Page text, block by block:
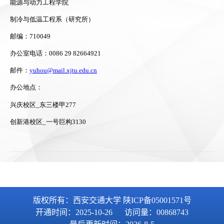
版权所有：西安交通大学 陕ICP备05001571号
开通时间： 2025-10-26 访问量： 00868743